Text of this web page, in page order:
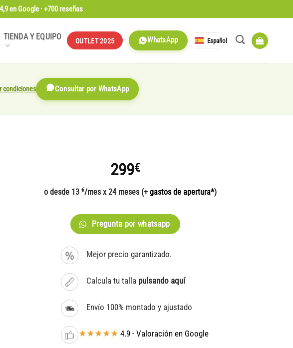
4,9en Google · +700 reseñas
TIENDA Y EQUIPO OUTLET 2025 WhatsApp Español
condiciones Consultar por WhatsApp
299€
o desde 13 €/mes x 24 meses (+ gastos de apertura*)
Pregunta por whatsapp
Mejor precio garantizado.
Calcula tu talla pulsando aquí
Envío 100% montado y ajustado
★★★★★ 4.9 - Valoración en Google